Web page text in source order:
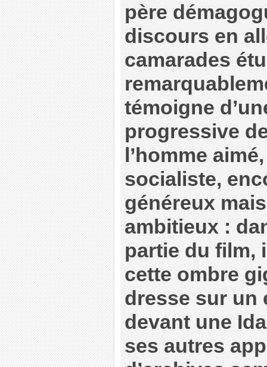
père
discours en
camarades
témoigne
progressive
l’homme
socialiste,
généreux
ambitieux :
partie du film,
cette ombre
dresse sur un
devant une
ses autres